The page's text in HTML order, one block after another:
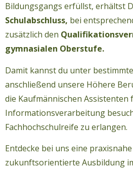
Bildungsgangs erfüllst, erhältst
Schulabschluss, bei
zusätzlich den
gymnasialen Oberstufe.
Damit kannst du unter
anschließend unsere Höhere
die Kaufmännischen Assistenten
Informationsverarbeitung
Fachhochschulreife zu erlangen.
Entdecke bei uns eine
zukunftsorientierte Ausbildung